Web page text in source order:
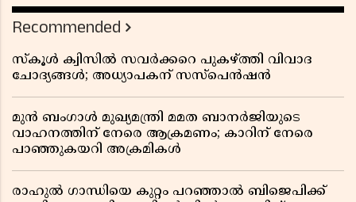
Recommended
സ്കൂൾ ക്വിസിൽ സവർക്കറെ പുകഴ്ത്തി വിവാദ
ചോദ്യങ്ങൾ; അധ്യാപകന് സസ്പെൻഷൻ
മുൻ ബംഗാൾ മുഖ്യമന്ത്രി മമത ബാനർജിയുടെ
വാഹനത്തിന് നേരെ ആക്രമണം; കാറിന് നേരെ
പാഞ്ഞുകയറി അക്രമികൾ
രാഹുൽ ഗാന്ധിയെ കുറ്റം പറഞ്ഞാൽ ബിജെപിക്ക്